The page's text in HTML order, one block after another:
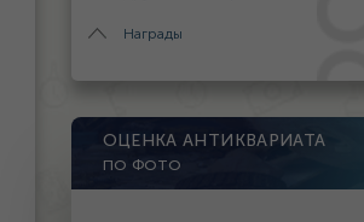
Награды
ОЦЕНКА АНТИКВАРИАТА
ПО ФОТО